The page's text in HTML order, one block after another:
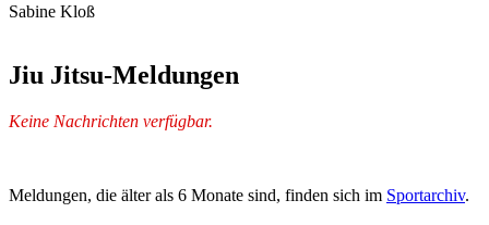
Sabine Kloß
Jiu Jitsu-Meldungen
Keine Nachrichten verfügbar.
Meldungen, die älter als 6 Monate sind, finden sich im Sportarchiv.